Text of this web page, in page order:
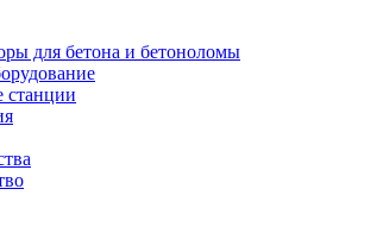
для бетона и бетоноломы
станции